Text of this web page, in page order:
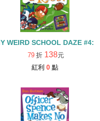
IS FUNNY!
WEIRD SCHOOL DAZE #4:
79 折 138元
紅利 0 點